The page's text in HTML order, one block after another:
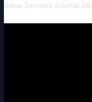
filme Torrent Cunhal